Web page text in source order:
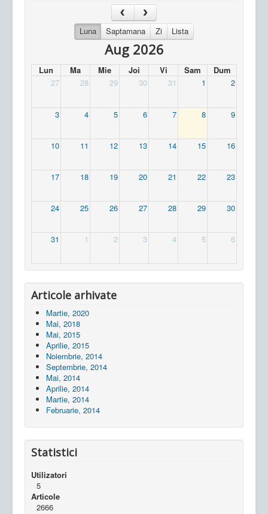
Luna Saptamana Zi Lista
Aug 2026
Lun Ma Mie Joi Vi Sam
Dum
27
28 29 30 31 1 2
3 4 5 6 7 8 9
10 11 12 13 14 15 16
17 18 19 20 21 22 23
24 25 26 27 28 29 30
31 1 2 3 4 5 6
Articole arhivate
Martie, 2020
Mai, 2018
Mai, 2015
Aprilie, 2015
Noiembrie, 2014
Septembrie, 2014
Mai, 2014
Aprilie, 2014
Martie, 2014
Februarie, 2014
Statistici
Utilizatori
5
Articole
2666